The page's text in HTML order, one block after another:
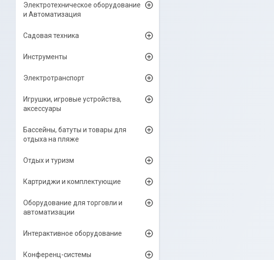
Электротехническое оборудование
и Автоматизация
Садовая техника
Инструменты
Электротранспорт
Игрушки, игровые устройства,
аксессуары
Бассейны, батуты и товары для
отдыха на пляже
Отдых и туризм
Картриджи и комплектующие
Оборудование для торговли и
автоматизации
Интерактивное оборудование
Конференц-системы